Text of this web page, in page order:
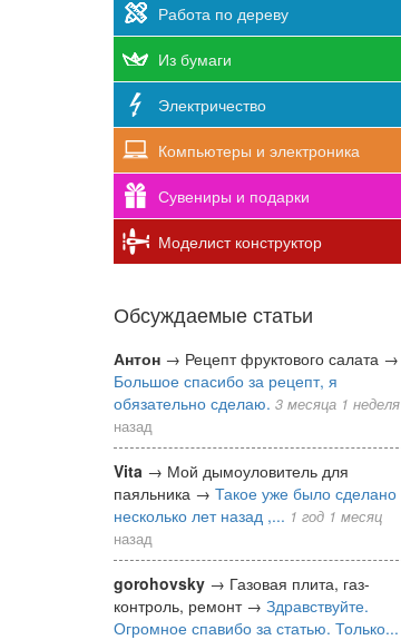
Работа по дереву
Из бумаги
Электричество
Компьютеры и электроника
Сувениры и подарки
Моделист конструктор
Обсуждаемые статьи
Антон → Рецепт фруктового салата →
Большое спасибо за рецепт, я
обязательно сделаю. 3 месяца 1 неделя
назад
Vita → Мой дымоуловитель для
паяльника → Такое уже было сделано
несколько лет назад ,... 1 год 1 месяц
назад
gorohovsky → Газовая плита, газ-
контроль, ремонт → Здравствуйте.
Огромное спавибо за статью. Только...